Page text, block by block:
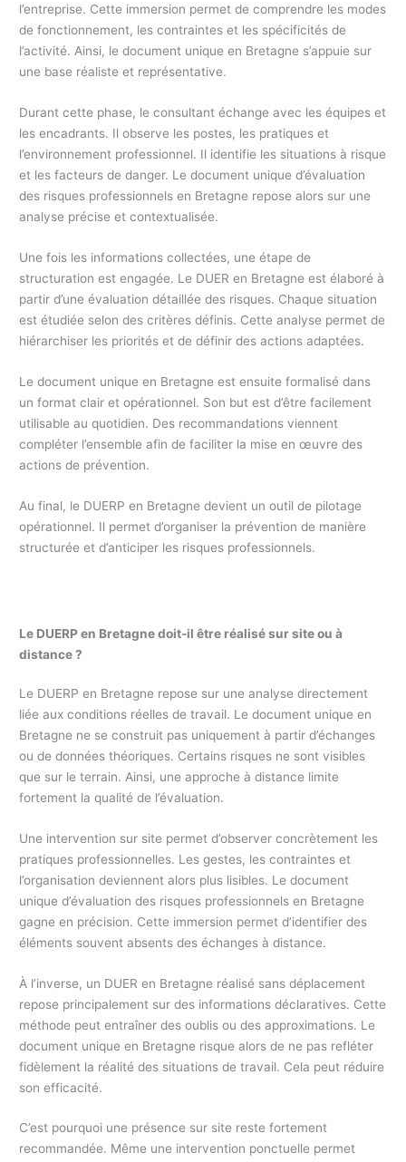
l’entreprise. Cette immersion permet de comprendre les modes
de fonctionnement, les contraintes et les spécificités de
l’activité. Ainsi, le document unique en Bretagne s’appuie sur
une base réaliste et représentative.
Durant cette phase, le consultant échange avec les équipes et
les encadrants. Il observe les postes, les pratiques et
l’environnement professionnel. Il identifie les situations à risque
et les facteurs de danger. Le document unique d’évaluation
des risques professionnels en Bretagne repose alors sur une
analyse précise et contextualisée.
Une fois les informations collectées, une étape de
structuration est engagée. Le DUER en Bretagne est élaboré à
partir d’une évaluation détaillée des risques. Chaque situation
est étudiée selon des critères définis. Cette analyse permet de
hiérarchiser les priorités et de définir des actions adaptées.
Le document unique en Bretagne est ensuite formalisé dans
un format clair et opérationnel. Son but est d’être facilement
utilisable au quotidien. Des recommandations viennent
compléter l’ensemble afin de faciliter la mise en œuvre des
actions de prévention.
Au final, le DUERP en Bretagne devient un outil de pilotage
opérationnel. Il permet d’organiser la prévention de manière
structurée et d’anticiper les risques professionnels.
Le DUERP en Bretagne doit-il être réalisé sur site ou à
distance ?
Le DUERP en Bretagne repose sur une analyse directement
liée aux conditions réelles de travail. Le document unique en
Bretagne ne se construit pas uniquement à partir d’échanges
ou de données théoriques. Certains risques ne sont visibles
que sur le terrain. Ainsi, une approche à distance limite
fortement la qualité de l’évaluation.
Une intervention sur site permet d’observer concrètement les
pratiques professionnelles. Les gestes, les contraintes et
l’organisation deviennent alors plus lisibles. Le document
unique d’évaluation des risques professionnels en Bretagne
gagne en précision. Cette immersion permet d’identifier des
éléments souvent absents des échanges à distance.
À l’inverse, un DUER en Bretagne réalisé sans déplacement
repose principalement sur des informations déclaratives. Cette
méthode peut entraîner des oublis ou des approximations. Le
document unique en Bretagne risque alors de ne pas refléter
fidèlement la réalité des situations de travail. Cela peut réduire
son efficacité.
C’est pourquoi une présence sur site reste fortement
recommandée. Même une intervention ponctuelle permet